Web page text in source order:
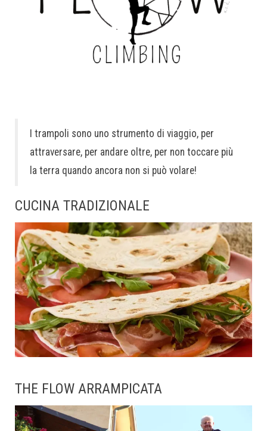
I trampoli sono uno strumento di viaggio, per
attraversare, per andare oltre, per non toccare più
la terra quando ancora non si può volare!
CUCINA TRADIZIONALE
THE FLOW ARRAMPICATA